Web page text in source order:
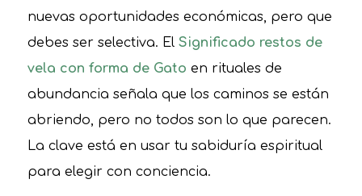
nuevas oportunidades económicas, pero que
debes ser selectiva. El Significado restos de
vela con forma de Gato en rituales de
abundancia señala que los caminos se están
abriendo, pero no todos son lo que parecen.
La clave está en usar tu sabiduría espiritual
para elegir con conciencia.